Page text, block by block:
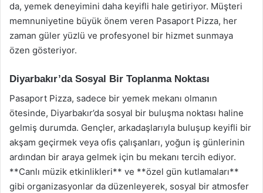
da, yemek deneyimini daha keyifli hale getiriyor. Müşteri
memnuniyetine büyük önem veren Pasaport Pizza, her
zaman güler yüzlü ve profesyonel bir hizmet sunmaya
özen gösteriyor.
Diyarbakır’da Sosyal Bir Toplanma Noktası
Pasaport Pizza, sadece bir yemek mekanı olmanın
ötesinde, Diyarbakır’da sosyal bir buluşma noktası haline
gelmiş durumda. Gençler, arkadaşlarıyla buluşup keyifli bir
akşam geçirmek veya ofis çalışanları, yoğun iş günlerinin
ardından bir araya gelmek için bu mekanı tercih ediyor.
**Canlı müzik etkinlikleri** ve **özel gün kutlamaları**
gibi organizasyonlar da düzenleyerek, sosyal bir atmosfer